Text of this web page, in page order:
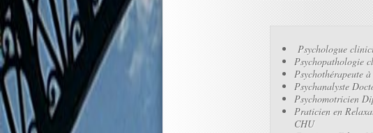
Psychologue
Psychopathologie
Psychothérapeute
Psychanalyste
Psychomotricien
Praticien en
CHU